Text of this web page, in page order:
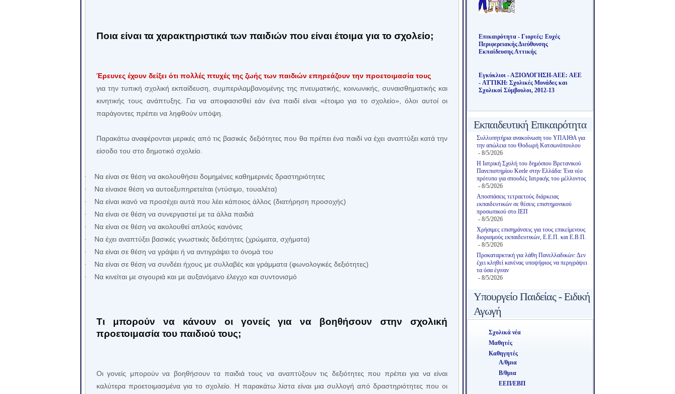
Ποια είναι τα χαρακτηριστικά των παιδιών που είναι έτοιμα για το σχολείο;
Έρευνες έχουν δείξει ότι πολλές πτυχές της ζωής των παιδιών επηρεάζουν την προετοιμασία τους
για την τυπική σχολική εκπαίδευση, συμπεριλαμβανομένης της πνευματικής, κοινωνικής, συναισθηματικής και
κινητικής τους ανάπτυξης. Για να αποφασισθεί εάν ένα παιδί είναι «έτοιμο για το σχολείο», όλοι αυτοί οι
παράγοντες πρέπει να ληφθούν υπόψη.
Παρακάτω αναφέρονται μερικές από τις βασικές δεξιότητες που θα πρέπει ένα παιδί να έχει αναπτύξει κατά την
είσοδο του στο δημοτικό σχολείο.
· Να είναι σε θέση να ακολουθήσει δομημένες καθημερινές δραστηριότητες
· Να είναισε θέση να αυτοεξυπηρετείται (ντύσιμο, τουαλέτα)
· Να είναι ικανό να προσέχει αυτά που λέει κάποιος άλλος (διατήρηση προσοχής)
· Να είναι σε θέση να συνεργαστεί με τα άλλα παιδιά
· Να είναι σε θέση να ακολουθεί απλούς κανόνες
· Να έχει αναπτύξει βασικές γνωστικές δεξιότητες (χρώματα, σχήματα)
· Να είναι σε θέση να γράψει ή να αντιγράψει το όνομά του
· Να είναι σε θέση να συνδέει ήχους με συλλαβές και γράμματα (φωνολογικές δεξιότητες)
· Να κινείται με σιγουριά και με αυξανόμενο έλεγχο και συντονισμό
Τι μπορούν να κάνουν οι γονείς για να βοηθήσουν στην σχολική
προετοιμασία του παιδιού τους;
Οι γονείς μπορούν να βοηθήσουν τα παιδιά τους να αναπτύξουν τις δεξιότητες που πρέπει για να είναι
καλύτερα προετοιμασμένα για το σχολείο. Η παρακάτω λίστα είναι μια συλλογή από δραστηριότητες που οι
Επικαιρότητα - Γιορτές: Ευχές
Περιφερειακής Διεύθυνσης
Εκπαίδευσης Αττικής
Εγκύκλιοι - ΑΞΙΟΛΟΓΗΣΗ-ΑΕΕ: AEE
- ΑΤΤΙΚΗ: Σχολικές Μονάδες και
Σχολικοί Σύμβουλοι, 2012-13
Εκπαιδευτική Επικαιρότητα
Συλλυπητήρια ανακοίνωση του ΥΠΑΙΘΑ για
την απώλεια του Θοδωρή Κατσωνόπουλου
- 8/5/2026
Η Ιατρική Σχολή του δημόσιου Βρετανικού
Πανεπιστημίου Keele στην Ελλάδα: Ένα νέο
πρότυπο για σπουδές Ιατρικής του μέλλοντος
- 8/5/2026
Αποσπάσεις τετραετούς διάρκειας
εκπαιδευτικών σε θέσεις επιστημονικού
προσωπικού στο ΙΕΠ
- 8/5/2026
Χρήσιμες επισημάνσεις για τους επικείμενους
διορισμούς εκπαιδευτικών, Ε.Ε.Π. και Ε.Β.Π.
- 8/5/2026
Προκαταρκτική για λάθη Πανελλαδικών: Δεν
έχει κληθεί κανένας υποψήφιος να περιγράψει
τα όσα έγιναν
- 8/5/2026
Υπουργείο Παιδείας - Ειδική
Αγωγή
Σχολικά νέα
Μαθητές
Καθηγητές
Α/θμια
Β/θμια
ΕΕΠ/ΕΒΠ